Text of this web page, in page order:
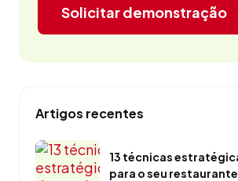
Solicitar demonstração
Artigos recentes
13 técnicas
para o seu restaurante